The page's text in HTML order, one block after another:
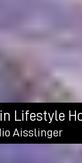
Lifestyle
Aisslinger